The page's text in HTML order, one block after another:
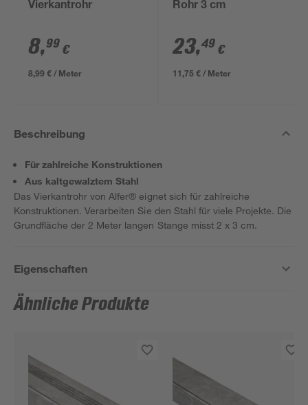
Vierkantrohr
8,99 €
8,99 € / Meter
Rohr 3 cm
23,49 €
11,75 € / Meter
Beschreibung
Für zahlreiche Konstruktionen
Aus kaltgewalztem Stahl
Das Vierkantrohr von Alfer® eignet sich für zahlreiche
Konstruktionen. Verarbeiten Sie den Stahl für viele Projekte. Die
Grundfläche der 2 Meter langen Stange misst 2 x 3 cm.
Eigenschaften
Ähnliche Produkte